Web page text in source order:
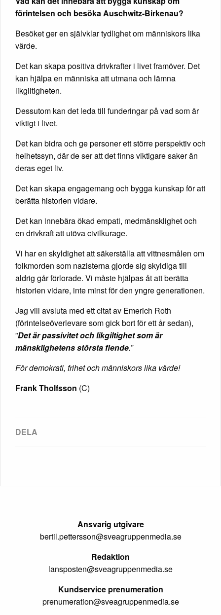
förintelsen och besökaAuschwitz-Birkenau?
Besöket ger en självklar tydlighet om människors lika
värde.
Det kan skapa positiva drivkrafter i livet framöver. Det
kan hjälpa en människa att utmana och lämna
likgiltigheten.
Dessutom kan det leda till funderingar på vad som är
viktigt i livet.
Det kan bidra och ge personer ett större perspektiv och
helhetssyn, där de ser att det finns viktigare saker än
deras eget liv.
Det kan skapa engagemang och bygga kunskap för att
berätta historien vidare.
Det kan innebära ökad empati, medmänsklighet och
en drivkraft att utöva civilkurage.
Vi har en skyldighet att säkerställa att vittnesmålen om
folkmorden som nazisterna gjorde sig skyldiga till
aldrig går förlorade. Vi måste hjälpas åt att berätta
historien vidare, inte minst för den yngre generationen.
Jag vill avsluta med ett citat av Emerich Roth
(förintelseöverlevare som gick bort för ett år sedan),
”Det är passivitet och likgiltighet som är
mänsklighetens största fiende.”
För demokrati, frihet och människors lika värde!
Frank Tholfsson (C)
Ansvarig utgivare
bertil.pettersson@sveagruppenmedia.se
Redaktion
lansposten@sveagruppenmedia.se
Kundservice prenumeration
prenumeration@sveagruppenmedia.se